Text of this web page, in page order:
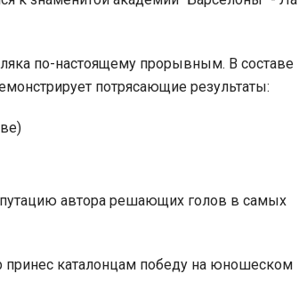
по-настоящему прорывным. В составе
потрясающие результаты:
автора решающих голов в самых
принес каталонцам победу на юношеском